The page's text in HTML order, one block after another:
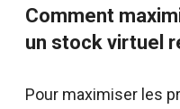
Comment
un stock virtuel
Pour maximiser les